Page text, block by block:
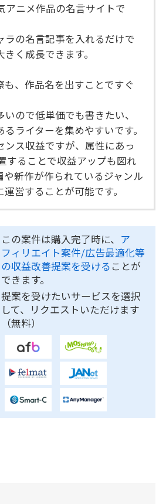
アニメ作品の名言サイトで
ラの名言記事を入れるだけで
く成長できます。
も、作品名を出すことですぐ
ので低単価でも書きたい、
ライターを集めやすいです。
ンス収益ですが、属性にあっ
することで収益アップも図れ
や新作が作られているジャンル
営することが可能です。
この案件は購入完了時に、 ア
フィリエイト案件/広告最適化等
の収益改善提案を受ける ことが
できます。
提案を受けたいサービスを選択
して、リクエストいただけます
（無料）